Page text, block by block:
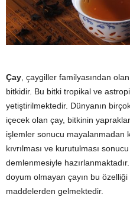
Çay, çaygiller familyasından
bitkidir. Bu bitki tropikal ve
yetiştirilmektedir. Dünyanın
içecek olan çay, bitkinin
işlemler sonucu mayalanmadan
kıvrılması ve kurutulması
demlenmesiyle
doyum olmayan çayın bu
maddelerden gelmektedir.